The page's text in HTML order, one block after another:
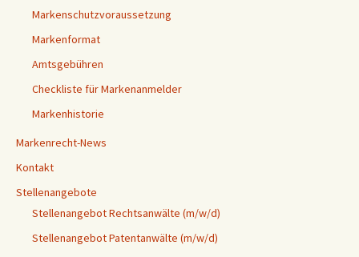
Markenschutzvoraussetzung
Markenformat
Amtsgebühren
Checkliste für Markenanmelder
Markenhistorie
Markenrecht-News
Kontakt
Stellenangebote
Stellenangebot Rechtsanwälte (m/w/d)
Stellenangebot Patentanwälte (m/w/d)